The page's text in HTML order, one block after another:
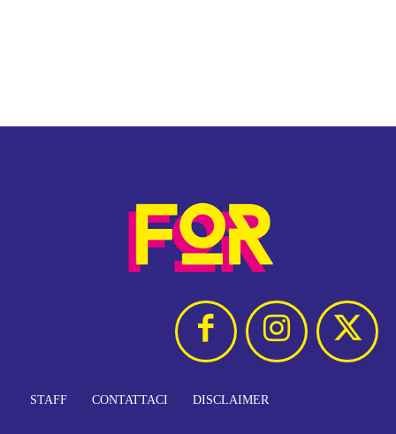
STAFF CONTATTACI DISCLAIMER